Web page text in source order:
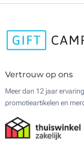
Vertrouw op ons
Meer dan 12 jaar
promotieartikelen en